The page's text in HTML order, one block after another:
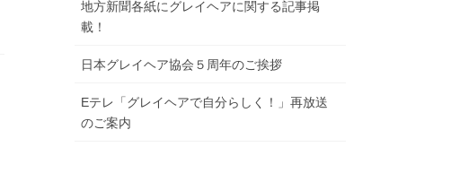
地⽅新聞各紙にグレイヘアに関する記事掲
載！
⽇本グレイヘア協会５周年のご挨拶
Eテレ「グレイヘアで⾃分らしく！」再放送
のご案内